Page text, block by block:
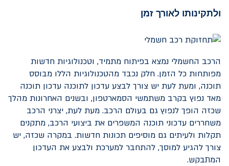
ולתקינותו לאורך זמן
הרכב החשמלי נמצא בפיתוח מתמיד, וטכנולוגיות חדשות
מפותחות כל הזמן. חלק נכבד מהטכנולוגיות הללו מבוסס
תוכנה, ומעת לעת יש צורך לבצע עדכון לתוכנה עדכון תוכנה
מאד נפוץ בקרב משתמשי הסמארטפון, ובשנים האחרונות מהלך
שכזה הופך לנפוץ גם בעולם הרכב. מעת לעת, יצרני הרכב
משחררים עדכוני תוכנה המשפרים את ביצועי הרכב, מתקנים
תקלות ולעיתים גם מוסיפים תכונות חדשות. במקרה שכזה, יש
צורך להגיע למוסך, להתחבר למערכת ולבצע את העדכון
המתבקש.